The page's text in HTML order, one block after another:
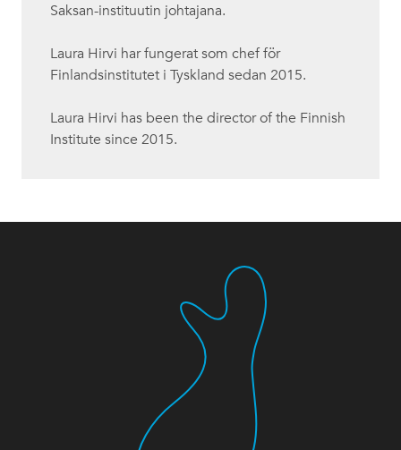
Saksan-instituutin johtajana.
Laura Hirvi har fungerat som chef för
Finlandsinstitutet i Tyskland sedan 2015.
Laura Hirvi has been the director of the Finnish
Institute since 2015.